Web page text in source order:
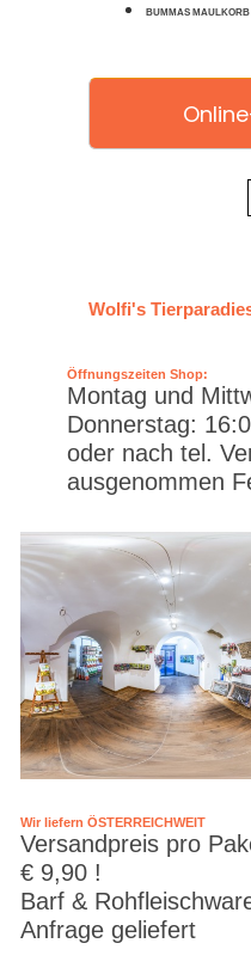
BUMMAS MAULKORB
Wolfi's
Öffnungszeiten Shop:
Montag und
Donnerstag:
oder nach tel.
ausgenommen
Wir liefern ÖSTERREICHWEIT
Versandpreis pro
€ 9,90 !
Barf &
Anfrage geliefert